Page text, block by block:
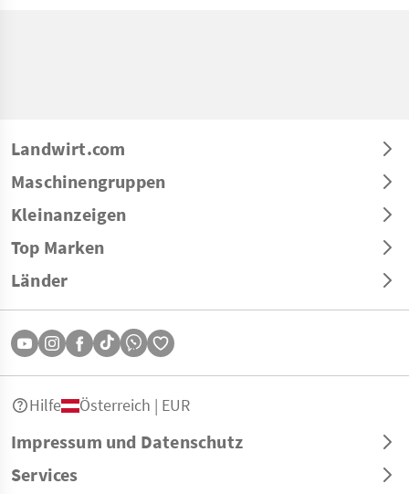
Landwirt.com
Maschinengruppen
Kleinanzeigen
Top Marken
Länder
Impressum und Datenschutz
Services
Hilfe Österreich | EUR